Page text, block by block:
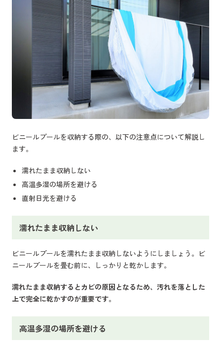
ビニールプールを収納する際の、以下の注意点について解説し
ます。
濡れたまま収納しない
高温多湿の場所を避ける
直射日光を避ける
濡れたまま収納しない
ビニールプールを濡れたまま収納しないようにしましょう。ビ
ニールプールを畳む前に、しっかりと乾かします。
濡れたまま収納するとカビの原因となるため、汚れを落とした
上で完全に乾かすのが重要です。
高温多湿の場所を避ける